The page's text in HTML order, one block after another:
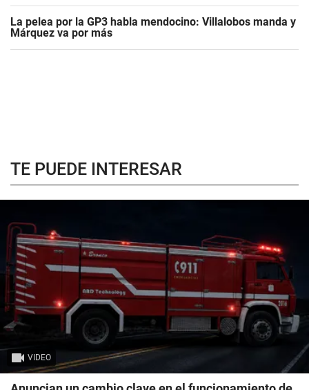
La pelea por la GP3 habla mendocino: Villalobos manda y
Márquez va por más
TE PUEDE INTERESAR
VIDEO